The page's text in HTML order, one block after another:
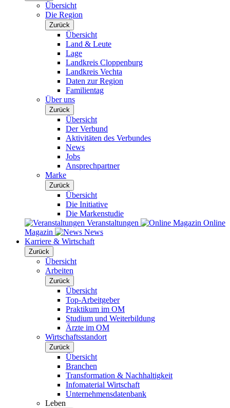
Übersicht
Die Region
Zurück
Übersicht
Land & Leute
Lage
Landkreis Cloppenburg
Landkreis Vechta
Daten zur Region
Familientag
Über uns
Zurück
Übersicht
Der Verbund
Aktivitäten des Verbundes
News
Jobs
Ansprechpartner
Marke
Zurück
Übersicht
Die Initiative
Die Markenstudie
Veranstaltungen
Online
Magazin
News
Karriere & Wirtschaft
Zurück
Übersicht
Arbeiten
Zurück
Übersicht
Top-Arbeitgeber
Praktikum im OM
Studium und Weiterbildung
Ärzte im OM
Wirtschaftsstandort
Zurück
Übersicht
Branchen
Transformation & Nachhaltigkeit
Infomaterial Wirtschaft
Unternehmensdatenbank
Leben